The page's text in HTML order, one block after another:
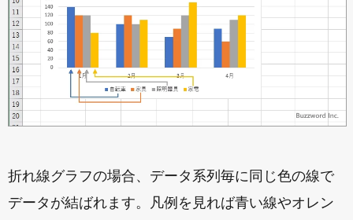
折れ線グラフの場合、データ系列毎に同じ色の線で
データが結ばれます。凡例を見れば青い線やオレン